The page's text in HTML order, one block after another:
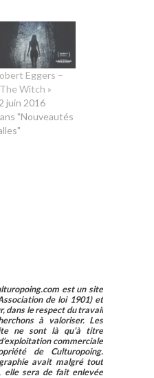
Eggers –
Witch »
juin 2016
"Nouveautés
est un site
de loi 1901) et
dans le respect du travail
à valoriser. Les
ne sont là qu’à titre
commerciale
de Culturopoing.
avait malgré tout
elle sera de fait enlevée